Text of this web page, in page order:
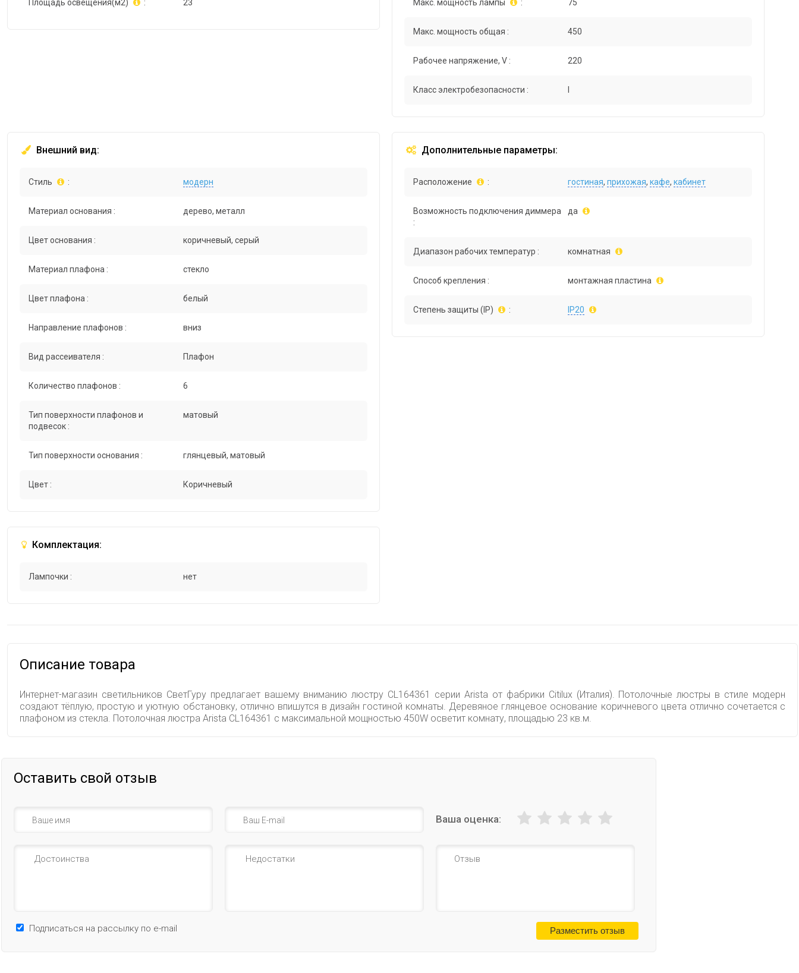
Площадь освещения(м2) : 23 Макс. мощность лампы : 75
Макс. мощность общая : 450
Рабочее напряжение, V : 220
Класс электробезопасности :
Внешний вид:
Стиль : модерн
Материал основания : дерево, металл
Цвет основания : коричневый, серый
Материал плафона : стекло
Цвет плафона : белый
Направление плафонов : вниз
Вид рассеивателя : Плафон
Количество плафонов : 6
Тип поверхности плафонов и
подвесок :
матовый
Тип поверхности основания : глянцевый, матовый
Цвет : Коричневый
Дополнительные параметры:
Расположение : гостиная,прихожая,кафе,кабинет
Возможность подключения диммера
:
да
Диапазон рабочих температур : комнатная
Способ крепления : монтажная пластина
Степень защиты (IP) : IP20
Комплектация:
Лампочки : нет
Описание товара
Интернет-магазин светильников СветГуру предлагает вашему вниманию люстру CL164361 серии Arista от фабрики Citilux (Италия). Потолочные люстры в стиле модерн
создают тёплую, простую и уютную обстановку, отлично впишутся в дизайн гостиной комнаты. Деревяное глянцевое основание коричневого цвета отлично сочетается с
плафоном из стекла. Потолочная люстра Arista CL164361 с максимальной мощностью 450W осветит комнату, площадью 23 кв.м.
Оставить свой отзыв
Ваша оценка:
Подписаться на рассылку по e-mail